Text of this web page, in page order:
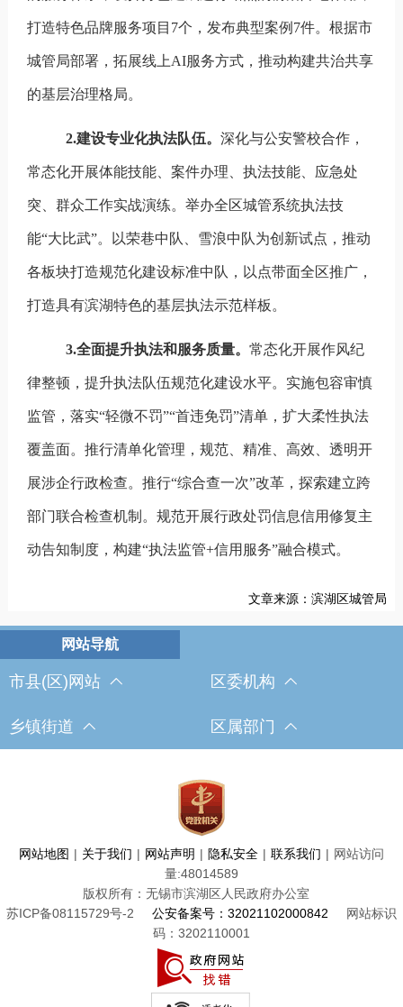
打造特色品牌服务项目 7个，发布典型案例 7件。根据市
城管局部署，拓展线上AI服务方式，推动构建共治共享
的基层治理格局。
2.建设专业化执法队伍。 深化与公安警校合作，
常态化开展体能技能、案件办理、执法技能、应急处
突、群众工作实战演练。举办全区城管系统执法技
能“大比武”。 以荣巷中队、雪浪中队为创新试点， 推动
各板块打造规范化建设标准中队，以点带面全区推广，
打造具有滨湖特色的基层执法示范样板。
3.全面提升执法和服务质量。 常态化开展作风纪
律整顿 ，提升执法队伍规范化建设水平。 实施包容审慎
监管，落实“轻微不罚”“首违免罚”清单，扩大柔性执法
覆盖面。推行清单化管理，规范、精准、高效、透明开
展涉企行政检查。 推行“综合查一次”改革，探索建立跨
部门联合检查机制。规范开展行政处罚信息信用修复主
动告知制度，构建“执法监管+信用服务”融合模式。
文章来源：滨湖区城管局
市县(区)网站 区委机构
乡镇街道 区属部门
网站地图 | 关于我们 | 网站声明 | 隐私安全 | 联系我们 | 网站访问
量:48014589
版权所有：无锡市滨湖区人民政府办公室
苏ICP备08115729号-2
公安备案号：32021102000842
网站标识
码：3202110001